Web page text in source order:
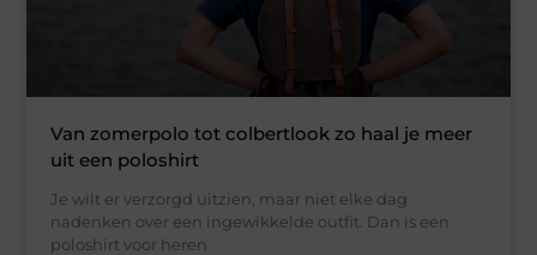
Van zomerpolo tot colbertlook zo haal je meer
uit een poloshirt
Je wilt er verzorgd uitzien, maar niet elke dag
nadenken over een ingewikkelde outfit. Dan is een
poloshirt voor heren